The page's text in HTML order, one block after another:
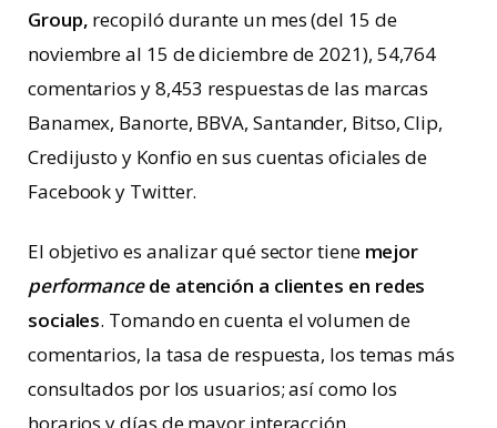
Group, recopiló durante un mes (del 15 de
noviembre al 15 de diciembre de 2021), 54,764
comentarios y 8,453 respuestas de las marcas
Banamex, Banorte, BBVA, Santander, Bitso, Clip,
Credijusto y Konfio en sus cuentas oficiales de
Facebook y Twitter.
El objetivo es analizar qué sector tiene mejor
performancede atención a clientes en redes
sociales. Tomando en cuenta el volumen de
comentarios, la tasa de respuesta, los temas más
consultados por los usuarios; así como los
horarios y días de mayor interacción.